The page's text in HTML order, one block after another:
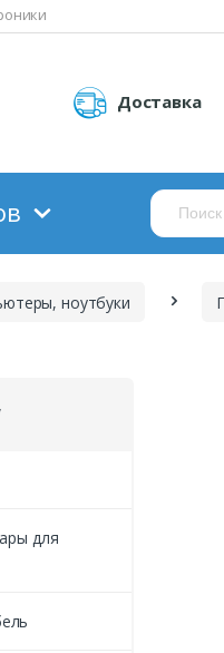
Доставка
ноутбуки
для